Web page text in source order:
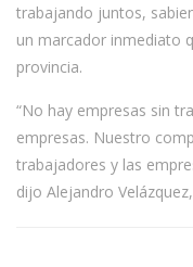
trabajando juntos,
un marcador inmediato
provincia.
“No hay empresas sin
empresas. Nuestro
trabajadores y las
dijo Alejandro